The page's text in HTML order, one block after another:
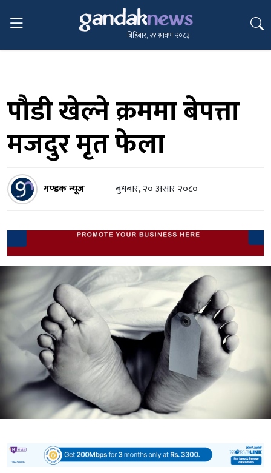
बिहिबार, २१ श्रावण २०८३
पौडी खेल्ने क्रममा बेपत्ता
मजदुर मृत फेला
गण्डक न्यूज बुधबार, २० असार २०८०